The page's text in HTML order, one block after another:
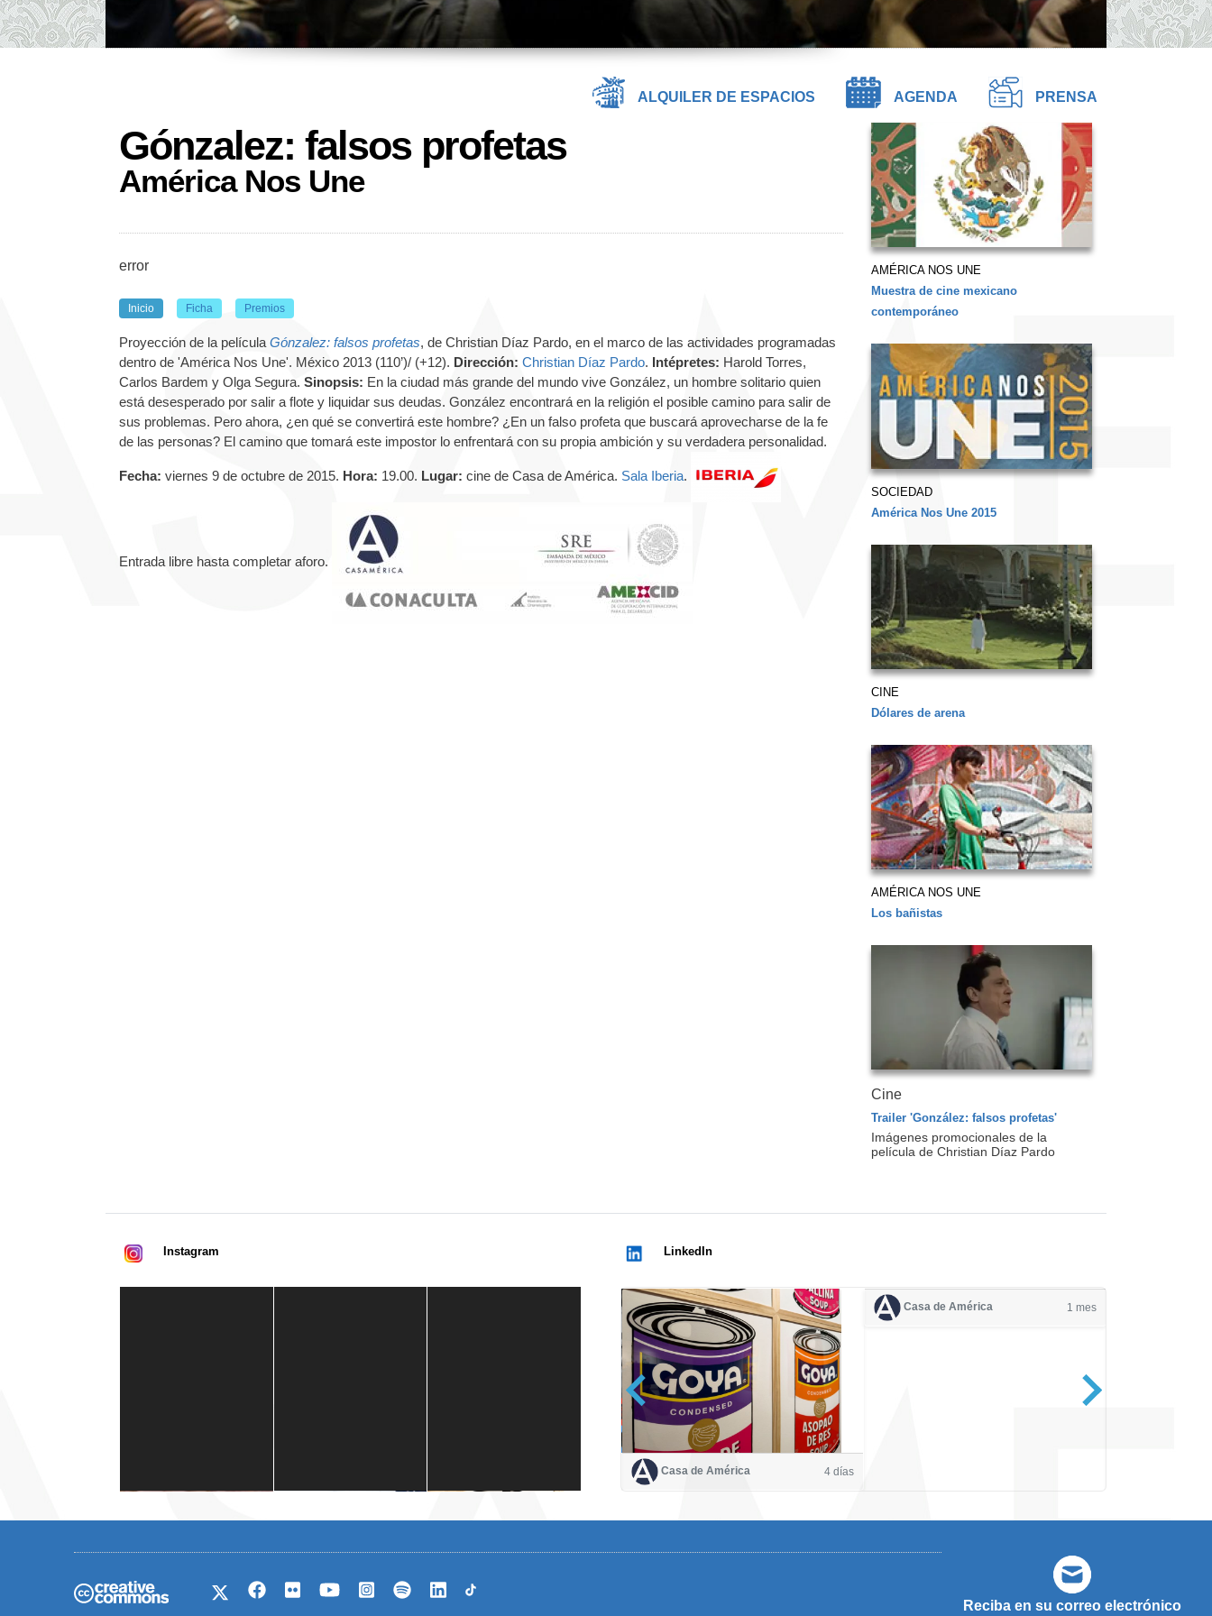
ALQUILER DE ESPACIOS AGENDA PRENSA
Gónzalez: falsos profetas
América Nos Une
error
Inicio Ficha Premios
Proyección de la película Gónzalez: falsos profetas, de Christian Díaz Pardo, en el marco de las actividades programadas
dentro de 'América Nos Une'. México 2013 (110’)/ (+12). Dirección: Christian Díaz Pardo. Intépretes: Harold Torres,
Carlos Bardem y Olga Segura. Sinopsis: En la ciudad más grande del mundo vive González, un hombre solitario quien
está desesperado por salir a flote y liquidar sus deudas. González encontrará en la religión el posible camino para salir de
sus problemas. Pero ahora, ¿en qué se convertirá este hombre? ¿En un falso profeta que buscará aprovecharse de la fe
de las personas? El camino que tomará este impostor lo enfrentará con su propia ambición y su verdadera personalidad.
Fecha: viernes 9 de octubre de 2015. Hora: 19.00. Lugar: cine de Casa de América. Sala Iberia.
Entrada libre hasta completar aforo.
AMÉRICA NOS UNE
Muestra de cine mexicano
contemporáneo
SOCIEDAD
América Nos Une 2015
CINE
Dólares de arena
AMÉRICA NOS UNE
Los bañistas
Cine
Trailer 'González: falsos profetas'
Imágenes promocionales de la
película de Christian Díaz Pardo
Instagram LinkedIn
Casa de América 4 días
Casa de América 1 mes
Reciba en su correo electrónico